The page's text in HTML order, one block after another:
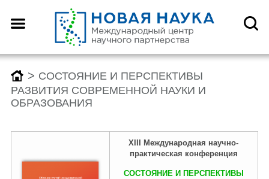
Назад
О центре
Как оформить научную
статью для публикации
Назад
Конференции
Заявка (регистрация) на
Назад
Монографии
Заявка на публикацию
Назад
Конкурсы
Заявка (регистрация) на
> СОСТОЯНИЕ И ПЕРСПЕКТИВЫ
РАЗВИТИЯ СОВРЕМЕННОЙ НАУКИ И
ОБРАЗОВАНИЯ
XI I Международная научно-
практическая конференция
СОСТОЯНИЕ И ПЕРСПЕКТИВЫ